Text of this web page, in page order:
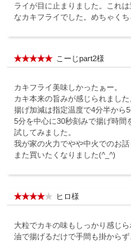
ライが目に止まりました。これ
なカキフライでした。めちゃく
こーじpart2様
カキフライ美味しかったぁー。
カキ本来の旨みが感じられました
揚げ加減は指定温度で4分半から5
5分を中心に30秒刻みで揚げ時間
試してみました。
我が家の火力でやや中火でのお話
また買いたくなりました(^_^)
ヒロ様
大粒でカキの味もしっかり感じら
油で揚げるだけで手間も掛からず